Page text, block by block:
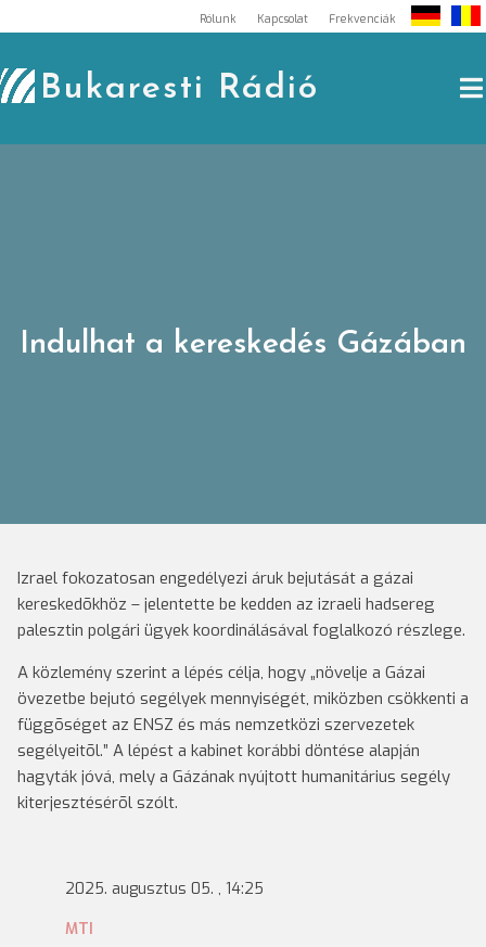
to
content
Rólunk Kapcsolat Frekvenciák
Bukaresti Rádió
Indulhat a kereskedés Gázában
Izrael fokozatosan engedélyezi áruk bejutását a gázai
kereskedõkhöz – jelentette be kedden az izraeli hadsereg
palesztin polgári ügyek koordinálásával foglalkozó részlege.
A közlemény szerint a lépés célja, hogy „növelje a Gázai
övezetbe bejutó segélyek mennyiségét, miközben csökkenti a
függõséget az ENSZ és más nemzetközi szervezetek
segélyeitõl.” A lépést a kabinet korábbi döntése alapján
hagyták jóvá, mely a Gázának nyújtott humanitárius segély
kiterjesztésérõl szólt.
2025. augusztus 05. , 14:25
MTI